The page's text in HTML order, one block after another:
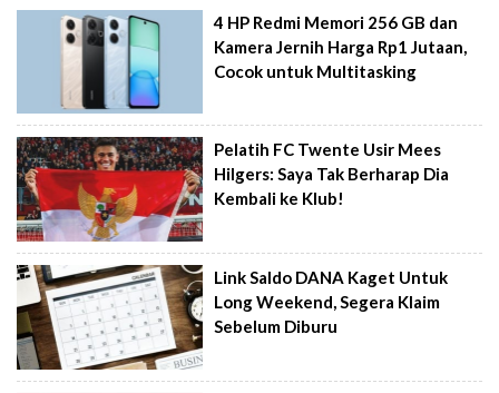
4 HP Redmi Memori 256 GB dan
Kamera Jernih Harga Rp1 Jutaan,
Cocok untuk Multitasking
Pelatih FC Twente Usir Mees
Hilgers: Saya Tak Berharap Dia
Kembali ke Klub!
Link Saldo DANA Kaget Untuk
Long Weekend, Segera Klaim
Sebelum Diburu